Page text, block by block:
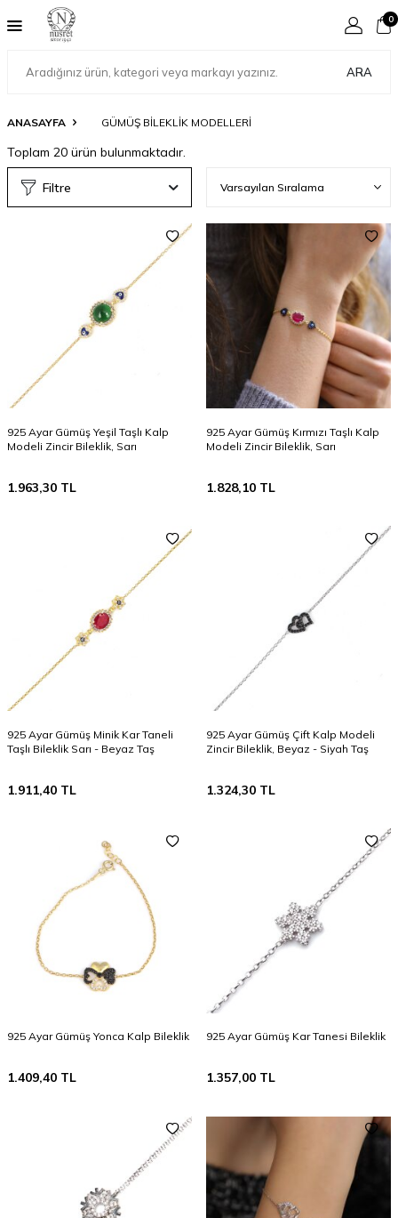
ARA
0
ANASAYFA GÜMÜŞ BILEKLIK MODELLERI
Toplam 20 ürün bulunmaktadır.
Filtre
925 Ayar Gümüş Yeşil Taşlı Kalp
Modeli Zincir Bileklik, Sarı
1.963,30 TL
925 Ayar Gümüş Kırmızı Taşlı Kalp
Modeli Zincir Bileklik, Sarı
1.828,10 TL
925 Ayar Gümüş Minik Kar Taneli
Taşlı Bileklik Sarı - Beyaz Taş
1.911,40 TL
925 Ayar Gümüş Çift Kalp Modeli
Zincir Bileklik, Beyaz - Siyah Taş
1.324,30 TL
925 Ayar Gümüş Yonca Kalp Bileklik
1.409,40 TL
925 Ayar Gümüş Kar Tanesi Bileklik
1.357,00 TL